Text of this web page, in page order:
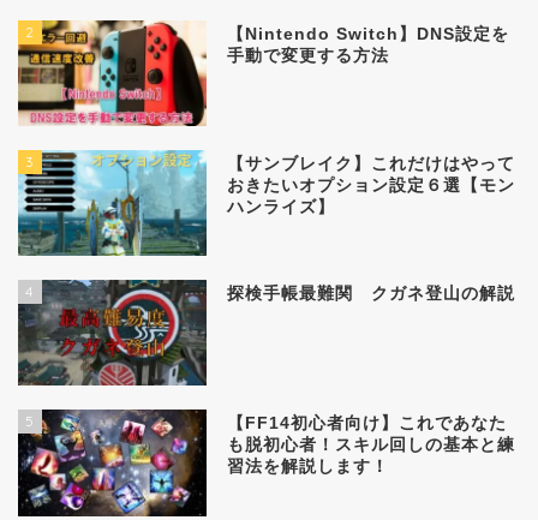
2
【Nintendo Switch】DNS設定を
手動で変更する方法
3
【サンブレイク】これだけはやって
おきたいオプション設定６選【モン
ハンライズ】
4 探検手帳最難関 クガネ登山の解説
5
【FF14初心者向け】これであなた
も脱初心者！スキル回しの基本と練
習法を解説します！